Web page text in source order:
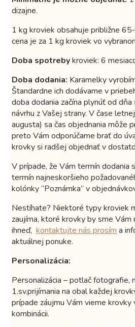
dizajne.
1 kg kroviek obsahuje približne
cena je za 1 kg kroviek vo
Doba spotrebykroviek: 6
Doba dodania: Karamelky
Štandardne ich dodávame v
doba dodania začína plynúť od
návrhu z Vašej strany. V čase
augusta) sa čas objednania môže
preto Vám odporúčame brať do
krovky si radšej objednať v
V prípade, že Vám termín dodania
termín najneskoršieho
kolónky “Poznámka” v
Nestíhate? Niektoré typy kroviek
zaujíma, ktoré krovky by sme
ihneď, kontaktujte nás prosíma
aktuálnej ponuke.
Personalizácia:
Personalizácia – potlač fotografie,
1.sv.prijímania na obal každej
prípade záujmu Vám vieme
kombinácii.